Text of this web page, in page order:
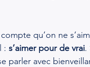
qu’on ne
: s’aimer pour de vrai.
parler avec